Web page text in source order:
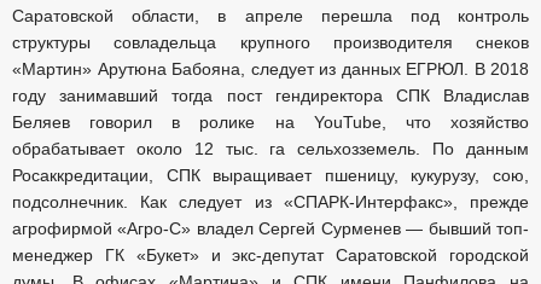
Саратовской области, в апреле перешла под контроль
структуры совладельца крупного производителя снеков
«Мартин» Арутюна Бабояна, следует из данных ЕГРЮЛ. В 2018
году занимавший тогда пост гендиректора СПК Владислав
Беляев говорил в ролике на YouTube, что хозяйство
обрабатывает около 12 тыс. га сельхозземель. По данным
Росаккредитации, СПК выращивает пшеницу, кукурузу, сою,
подсолнечник. Как следует из «СПАРК-Интерфакс», прежде
агрофирмой «Агро-С» владел Сергей Сурменев — бывший топ-
менеджер ГК «Букет» и экс-депутат Саратовской городской